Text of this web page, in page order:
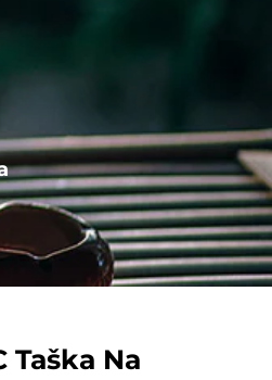
Kotva s provázkem
Taška Na